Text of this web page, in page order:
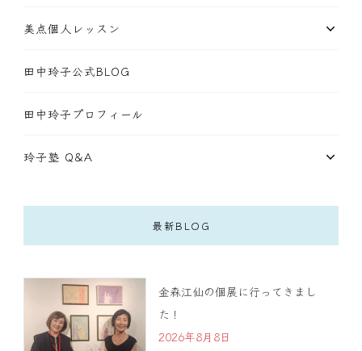
美点個人レッスン
田中玲子公式BLOG
田中玲子プロフィール
玲子塾 Q&A
最新BLOG
金森江仙の個展に行ってきまし
た！
2026年8月8日